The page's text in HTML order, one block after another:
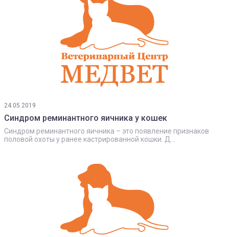
24.05.2019
Синдром реминантного яичника у кошек
Синдром реминантного яичника – это появление признаков
половой охоты у ранее кастрированной кошки. Д...